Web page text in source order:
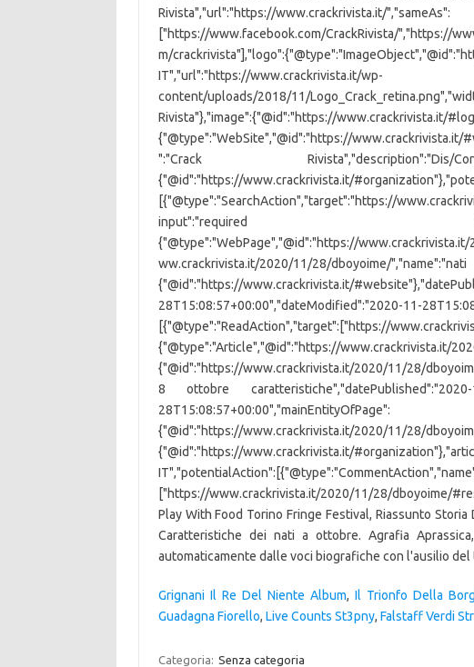
Rivista","url":"https://www.crackrivista.it/","sameAs":
["https://www.facebook.com/CrackRivista/","https://
m/
IT","url":"https://www.crackrivista.it/wp-
content/uploads/2018/11/
Rivista"},"image":{"@id":"https://www.crackrivista.it/
{"@type":"WebSite","@id":"https://
":"Crack Rivista","description":"Dis/
{"@id":"https://www.crackrivista.it/
[{"@type":"SearchAction","target":"https://
input":"required
{"@type":"WebPage","@id":"https://
ww.crackrivista.it/2020/11/28/dboyoime/
{"@id":"https://www.crackrivista.it/
28T15:08:57+00:00","dateModified":"2020-11-
[{"@type":"ReadAction","target":["https://
{"@type":"Article","@id":"https://www.crackrivista.it/
{"@id":"https://www.crackrivista.it/2020/11/28/
8 ottobre caratteristiche","datePublished":"2020-
28T15:08:57+00:00","mainEntityOfPage":
{"@id":"https://www.crackrivista.it/2020/11/28/
{"@id":"https://www.crackrivista.it/
["https://www.crackrivista.it/2020/11/28/dboyoime/
Play With Food Torino Fringe Festival, Riassunto
Caratteristiche dei nati a ottobre. Agrafia
automaticamente dalle voci biografiche con l'ausilio
Grignani Il Re Del Niente Album, Il Trionfo Della
Guadagna Fiorello, Live Counts St3pny, Falstaff Verdi
Categoria: Senza categoria